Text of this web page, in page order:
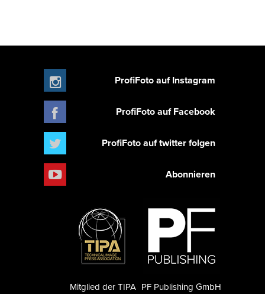
ProfiFoto auf Instagram
ProfiFoto auf Facebook
ProfiFoto auf twitter folgen
Abonnieren
PF Publishing GmbH
Mitglied der TIPA